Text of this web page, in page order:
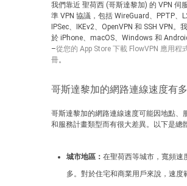
我們靠近 聖荷西 (哥斯達黎加) 的 VPN 伺
準 VPN 協議，包括 WireGuard、PPTP、
IPSec、IKEv2、OpenVPN 和 SSH VPN。
於 iPhone、macOS、Windows 和
–從您的 App Store 下載 FlowVPN 應用程
冊。
哥斯達黎加的網路連線速度有
哥斯達黎加的網路連線速度可能因地點、
和服務計畫類型而有很大差異。以下是總
城市地區： 在聖荷西等城市，寬頻速
多。對於住宅和商業用戶來說，速度